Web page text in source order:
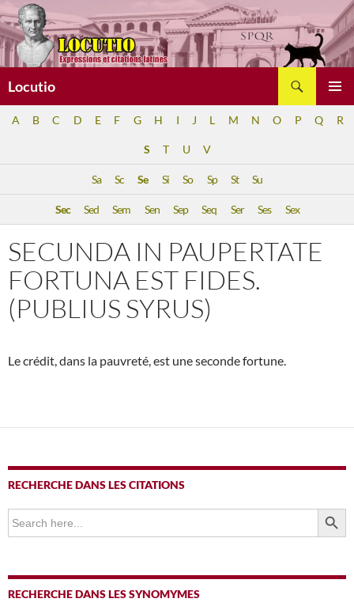
Aller
au
contenu
Locutio
A B C D E F G H I J L M N O P Q R
S T U V
Sa Sc Se Si So Sp St Su
Sec Sed Sem Sen Sep Seq Ser Ses Sex
SECUNDA IN PAUPERTATE
FORTUNA EST FIDES.
(PUBLIUS SYRUS)
Le crédit, dans la pauvreté, est une seconde fortune.
RECHERCHE DANS LES CITATIONS
Search
for:
SEARCH
RECHERCHE DANS LES SYNOMYMES